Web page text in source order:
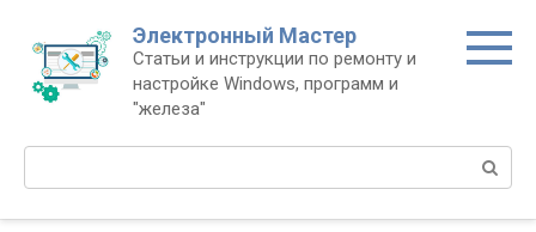
контенту
Электронный Мастер
Статьи и инструкции по ремонту и
настройке Windows, программ и
"железа"
Поиск: